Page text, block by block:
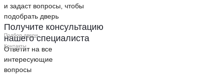
и задаст вопросы, чтобы
подобрать дверь
Получите консультацию
нашего специалиста
Ответит на все
интересующие
вопросы
Подбор двери
Контакты